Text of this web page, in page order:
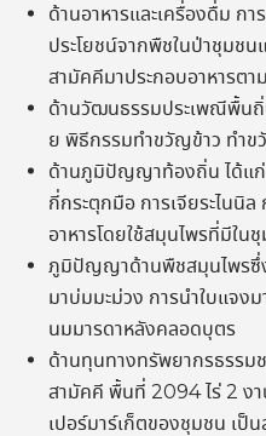
ด้านอาหารและเครื่องดื่ม ก
ประโยชน์จากพืชในป่าชุมชน
สามัคคีมาประกอบอาหารตา
ด้านวัฒนธรรมประเพณีพื้นถิ่
ย พิธีกรรมทำขวัญข้าว ทำ
ด้านภูมิปัญญาท้องถิ่น ได้แก่
กี่กระตุกมือ การเจียระไนนิล
อาหารโดยใช้สมุนไพรที่มีใน
ภูมิปัญญาด้านพืชสมุนไพรซึ่ง
มาบ่มมะม่วง การนำใบแจง
นมมารดาหลังคลอดบุตร
ด้านทุนทางทรัพยากรธรรม
สามัคคี พื้นที่ 2094 ไร่ 2 ง
เปอร์มาร์เก็ตของชุมชน เป็